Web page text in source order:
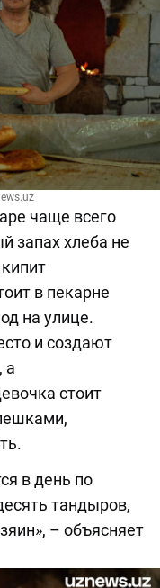
чаще всего
запах хлеба не
в пекарне
на улице.
и создают
а
стоит
в день по
тандыров,
– объясняет